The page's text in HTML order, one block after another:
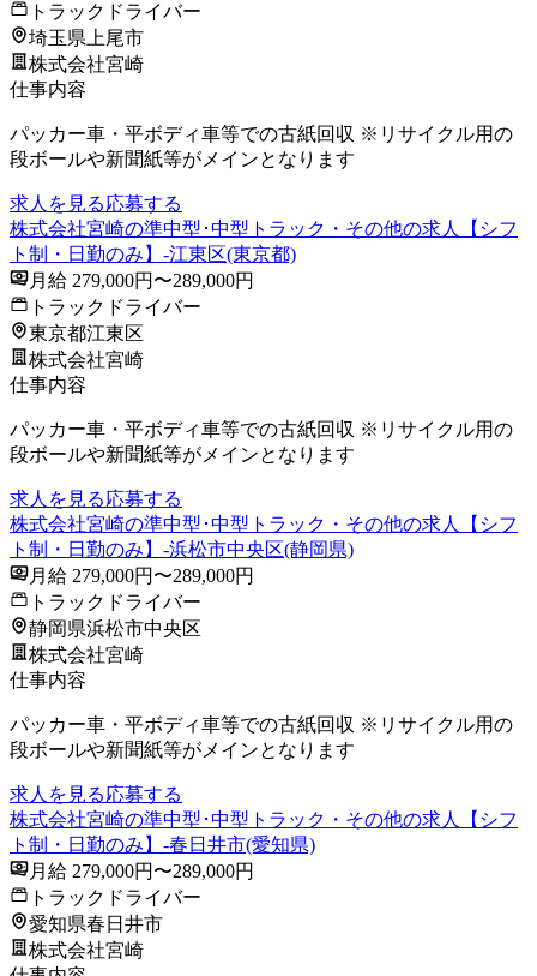
トラックドライバー
埼玉県上尾市
株式会社宮崎
仕事内容
パッカー車・平ボディ車等での古紙回収 ※リサイクル用の
段ボールや新聞紙等がメインとなります
求人を見る応募する
株式会社宮崎の準中型･中型トラック・その他の求人【シフ
ト制・日勤のみ】-江東区(東京都)
月給 279,000円〜289,000円
トラックドライバー
東京都江東区
株式会社宮崎
仕事内容
パッカー車・平ボディ車等での古紙回収 ※リサイクル用の
段ボールや新聞紙等がメインとなります
求人を見る応募する
株式会社宮崎の準中型･中型トラック・その他の求人【シフ
ト制・日勤のみ】-浜松市中央区(静岡県)
月給 279,000円〜289,000円
トラックドライバー
静岡県浜松市中央区
株式会社宮崎
仕事内容
パッカー車・平ボディ車等での古紙回収 ※リサイクル用の
段ボールや新聞紙等がメインとなります
求人を見る応募する
株式会社宮崎の準中型･中型トラック・その他の求人【シフ
ト制・日勤のみ】-春日井市(愛知県)
月給 279,000円〜289,000円
トラックドライバー
愛知県春日井市
株式会社宮崎